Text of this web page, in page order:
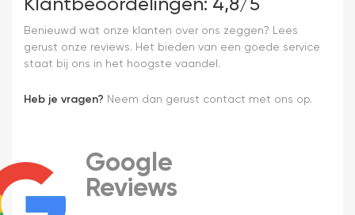
Klantbeoordelingen: 4,8/5
Benieuwd wat onze klanten over ons zeggen? Lees
gerust onze reviews. Het bieden van een goede service
staat bij ons in het hoogste vaandel.
Heb je vragen? Neem dan gerust contact met ons op.
Google
Reviews